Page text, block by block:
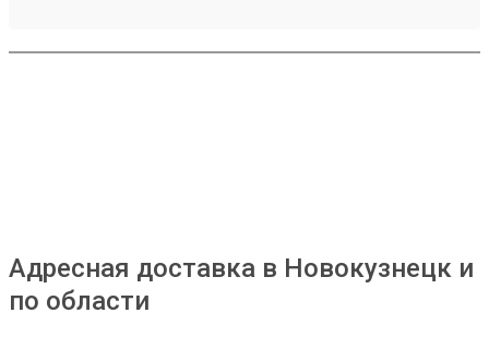
приложении.
Адресная доставка в Новокузнецк и
по области